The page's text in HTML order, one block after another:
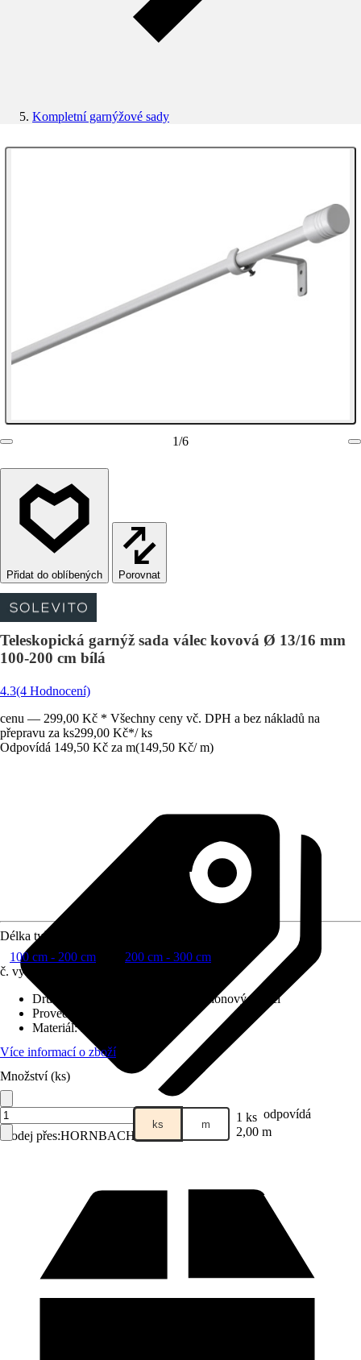
Kompletní garnýžové sady
1/6
Porovnat
Teleskopická garnýž sada válec kovová Ø 13/16 mm
100-200 cm bílá
4.3(4 Hodnocení)
cenu — 299,00 Kč * Všechny ceny vč. DPH a bez nákladů na
přepravu za ks299,00 Kč*/ ks
Odpovídá 149,50 Kč za m(149,50 Kč/ m)
Prodej přes:HORNBACH
Délka tyče
100 cm - 200 cm
200 cm - 300 cm
č. výrobku
Druh výrobku
Kompletní sada záclonových tyčí
Provedení koncovky
Materiál:
Více informací o zboží
Množství (ks)
ks m 1 ks odpovídá
2,00 m